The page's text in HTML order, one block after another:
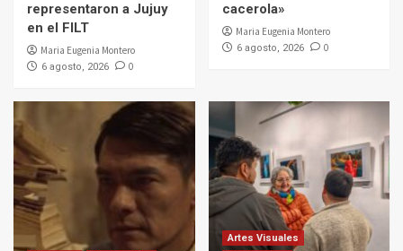
representaron a Jujuy
en el FILT
Maria Eugenia Montero
6 agosto, 2026 0
cacerola»
Maria Eugenia Montero
6 agosto, 2026 0
Artes Visuales